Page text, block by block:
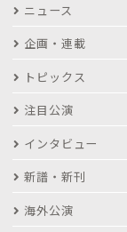
ニュース
企画・連載
トピックス
注目公演
インタビュー
新譜・新刊
海外公演